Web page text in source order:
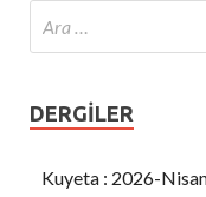
DERGILER
Kuyeta : 2026-